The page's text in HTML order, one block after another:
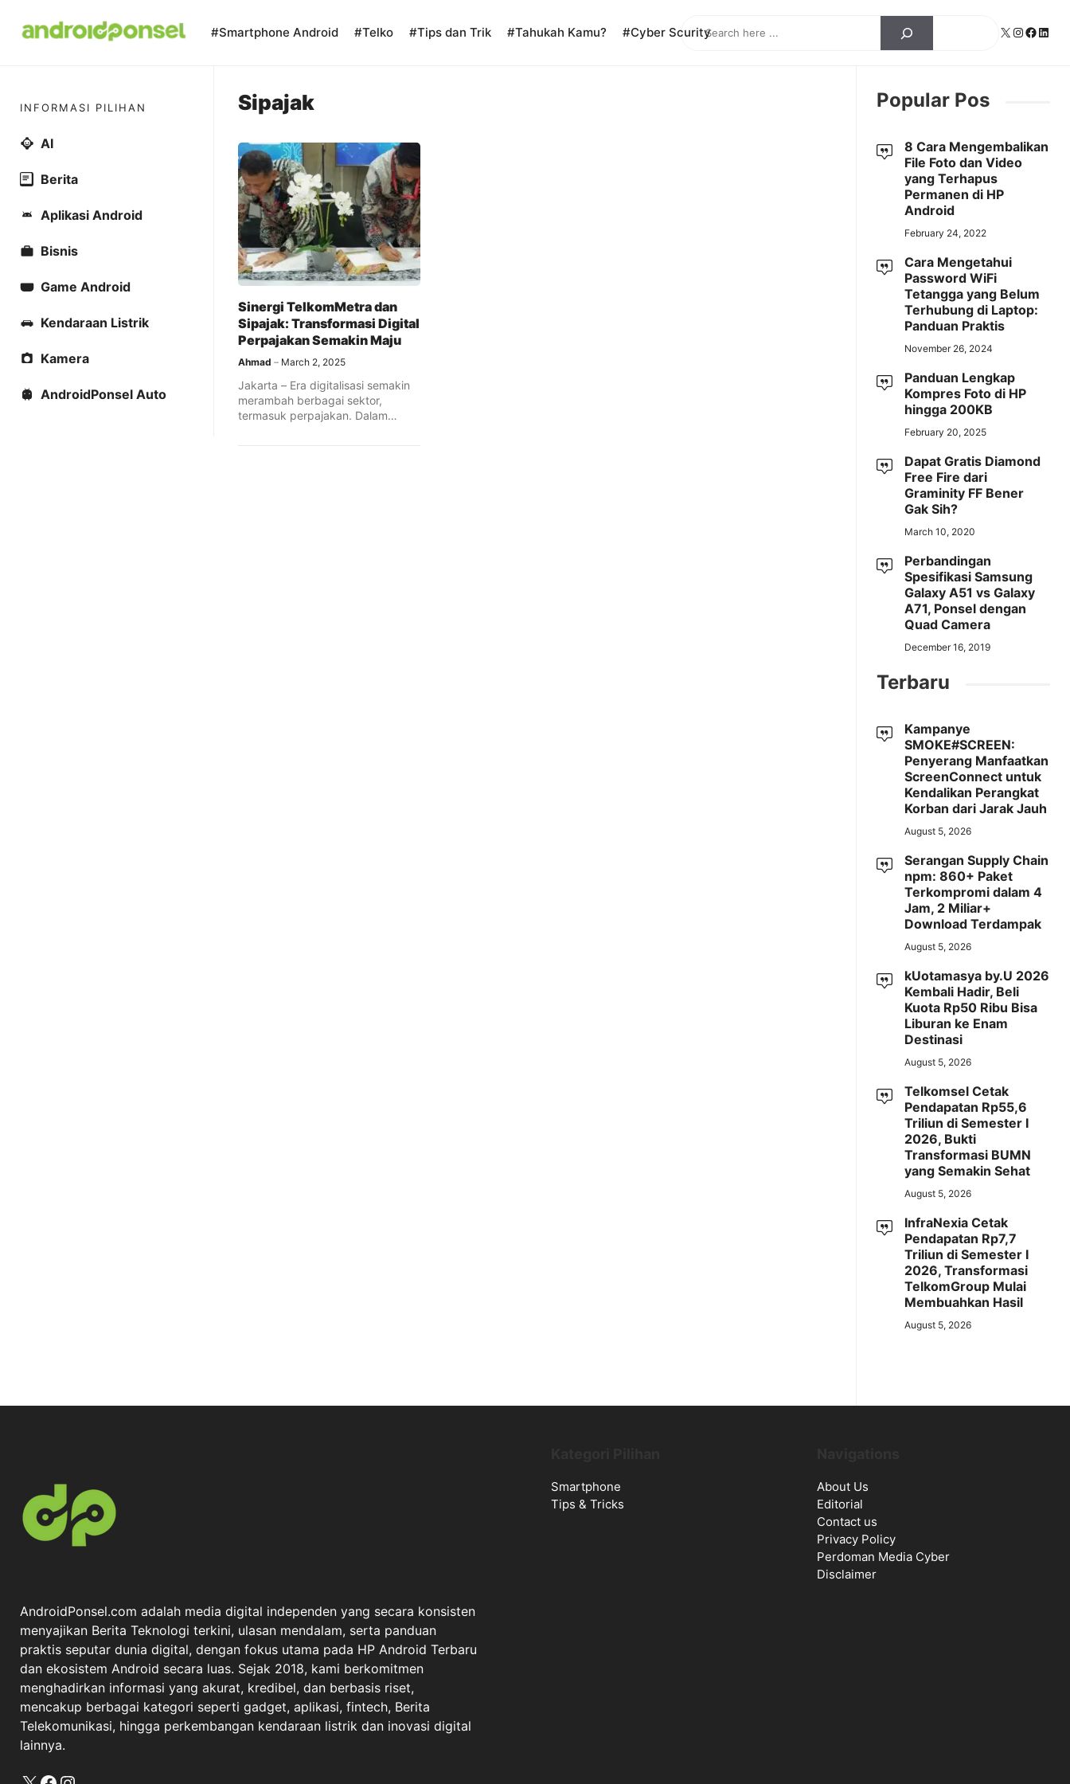
Search X Instagram
#Smartphone Android #Telko #Tips dan Trik #Tahukah Kamu? #Cyber Scurity
Sipajak
Sinergi TelkomMetra dan
Sipajak: Transformasi Digital
Perpajakan Semakin Maju
Ahmad March 2, 2025
Jakarta – Era digitalisasi semakin
merambah berbagai sektor,
termasuk perpajakan. Dalam
perpajakan ...
INFORMASI PILIHAN
AI
Berita
Aplikasi Android
Bisnis
Game Android
Kendaraan Listrik
Kamera
AndroidPonsel Auto
Popular Pos
8 Cara Mengembalikan
File Foto dan Video
yang Terhapus
Permanen di HP
Android
February 24, 2022
Cara Mengetahui
Password WiFi
Tetangga yang Belum
Terhubung di Laptop:
Panduan Praktis
November 26, 2024
Panduan Lengkap
Kompres Foto di HP
hingga 200KB
February 20, 2025
Dapat Gratis Diamond
Free Fire dari
Graminity FF Bener
Gak Sih?
March 10, 2020
Perbandingan
Spesifikasi Samsung
Galaxy A51 vs Galaxy
A71, Ponsel dengan
Quad Camera
December 16, 2019
Terbaru
Kampanye
SMOKE#SCREEN:
Penyerang Manfaatkan
ScreenConnect untuk
Kendalikan Perangkat
Korban dari Jarak Jauh
August 5, 2026
Serangan Supply Chain
npm: 860+ Paket
Terkompromi dalam 4
Jam, 2 Miliar+
Download Terdampak
August 5, 2026
kUotamasya by.U 2026
Kembali Hadir, Beli
Kuota Rp50 Ribu Bisa
Liburan ke Enam
Destinasi
August 5, 2026
Telkomsel Cetak
Pendapatan Rp55,6
Triliun di Semester I
2026, Bukti
Transformasi BUMN
yang Semakin Sehat
August 5, 2026
InfraNexia Cetak
Pendapatan Rp7,7
Triliun di Semester I
2026, Transformasi
TelkomGroup Mulai
Membuahkan Hasil
August 5, 2026
AndroidPonsel.com adalah media digital independen yang secara konsisten
menyajikan Berita Teknologi terkini, ulasan mendalam, serta panduan
praktis seputar dunia digital, dengan fokus utama pada HP Android Terbaru
dan ekosistem Android secara luas. Sejak 2018, kami berkomitmen
menghadirkan informasi yang akurat, kredibel, dan berbasis riset,
mencakup berbagai kategori seperti gadget, aplikasi, fintech, Berita
Telekomunikasi, hingga perkembangan kendaraan listrik dan inovasi digital
lainnya.
Smartphone
Tips & Tricks
About Us
Editorial
Contact us
Privacy Policy
Perdoman Media Cyber
Disclaimer